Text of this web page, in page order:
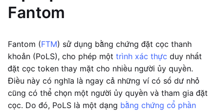
Fantom
Fantom (FTM) sử dụng bằng chứng đặt cọc thanh
khoản (PoLS), cho phép một trình xác thực duy nhất
đặt cọc token thay mặt cho nhiều người ủy quyền.
Điều này có nghĩa là ngay cả những ví có số dư nhỏ
cũng có thể chọn một người ủy quyền và tham gia đặt
cọc. Do đó, PoLS là một dạng bằng chứng cổ phần